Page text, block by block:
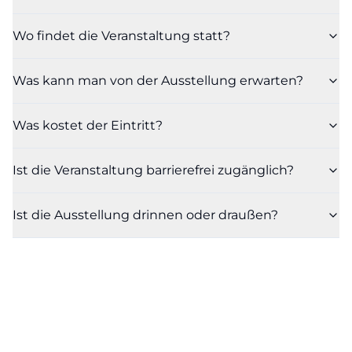
Wo findet die Veranstaltung statt?
Was kann man von der Ausstellung erwarten?
Was kostet der Eintritt?
Ist die Veranstaltung barrierefrei zugänglich?
Ist die Ausstellung drinnen oder draußen?